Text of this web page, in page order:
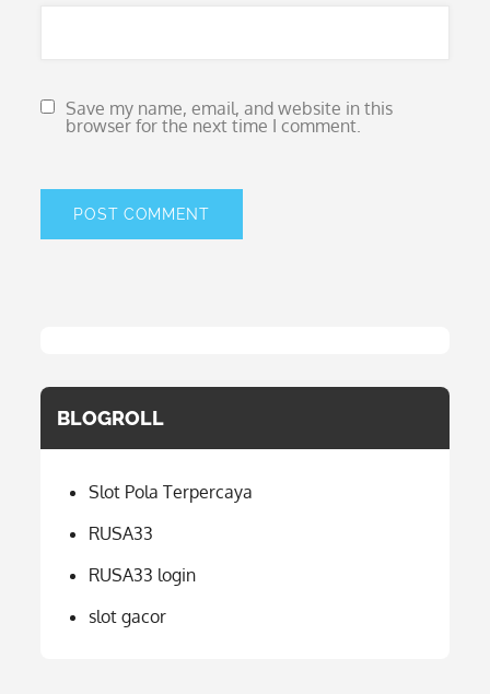
Save my name, email, and website in this
browser for the next time I comment.
BLOGROLL
Slot Pola Terpercaya
RUSA33
RUSA33 login
slot gacor